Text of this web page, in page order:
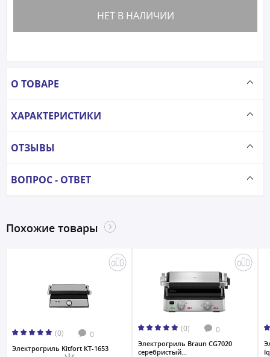
НЕТ В НАЛИЧИИ
О ТОВАРЕ
ХАРАКТЕРИСТИКИ
ОТЗЫВЫ
ВОПРОС - ОТВЕТ
Похожие товары
(0) 0
Электрогриль Kitfort КТ-1653
(0) 0
Электрогриль Braun CG7020
серебристый...